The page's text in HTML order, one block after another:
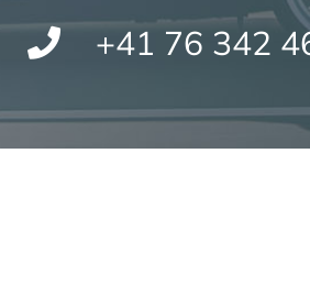
+41 76 342